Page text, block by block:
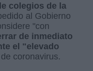
colegios de la
al Gobierno
"con
de inmediato
el "elevado
de coronavirus.